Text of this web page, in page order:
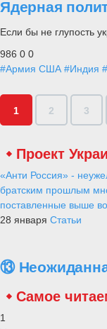
Ядерная
Если бы не глупость
986 0 0
#Армия США #Индия
1 2 3
Проект
«Анти Россия» -
братским прошлым
поставленные выше
28 января Статьи
⑬
Самое
1